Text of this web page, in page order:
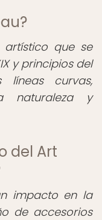
que se
y principios del
líneas curvas,
naturaleza y
del Art
impacto en la
de accesorios